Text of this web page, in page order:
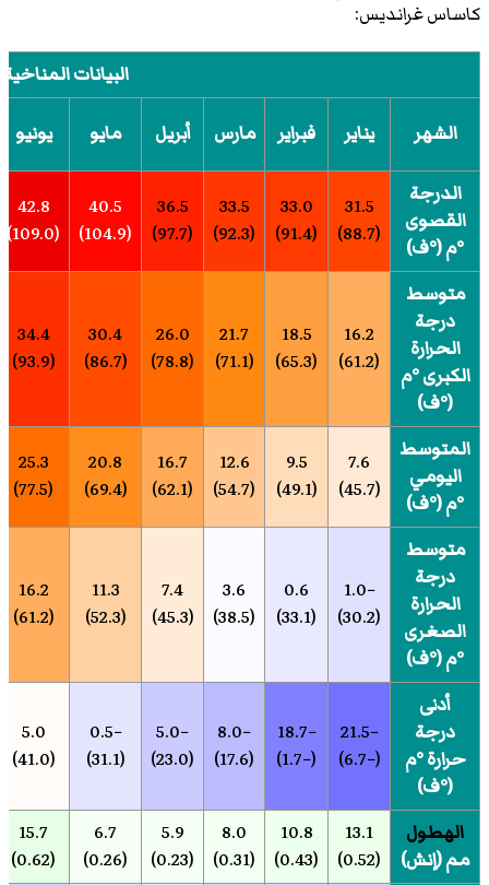
كاساس غرانديس:
البيانات
الشهر يناير فبراير مارس أبريل مايو يونيو
الدرجة
القصوى
°م (°ف)
31.5
(88.7)
33.0
(91.4)
33.5
(92.3)
36.5
(97.7)
40.5
(104.9)
42.8
(109.0)
متوسط
درجة
الحرارة
الكبرى °م
(°ف)
16.2
(61.2)
18.5
(65.3)
21.7
(71.1)
26.0
(78.8)
30.4
(86.7)
34.4
(93.9)
المتوسط
اليومي
°م (°ف)
7.6
(45.7)
9.5
(49.1)
12.6
(54.7)
16.7
(62.1)
20.8
(69.4)
25.3
(77.5)
متوسط
درجة
الحرارة
الصغرى
°م (°ف)
−1.0
(30.2)
0.6
(33.1)
3.6
(38.5)
7.4
(45.3)
11.3
(52.3)
16.2
(61.2)
أدنى
درجة
حرارة °م
(°ف)
−21.5
(−6.7)
−18.7
(−1.7)
−8.0
(17.6)
−5.0
(23.0)
−0.5
(31.1)
5.0
(41.0)
الهطول
مم (إنش)
13.1
(0.52)
10.8
(0.43)
8.0
(0.31)
5.9
(0.23)
6.7
(0.26)
15.7
(0.62)